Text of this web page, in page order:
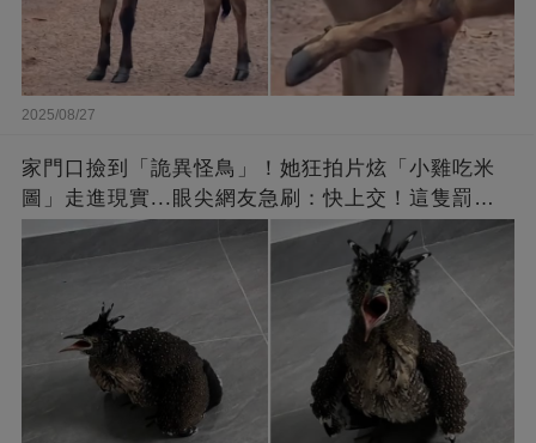
2025/08/27
家門口撿到「詭異怪鳥」！她狂拍片炫「小雞吃米
圖」走進現實...眼尖網友急刷：快上交！這隻罰很